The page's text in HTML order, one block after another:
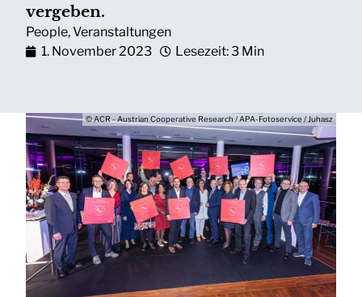
vergeben.
People,Veranstaltungen
1. November 2023
Lesezeit: 3 Min
© ACR - Austrian Cooperative Research / APA-Fotoservice / Juhasz